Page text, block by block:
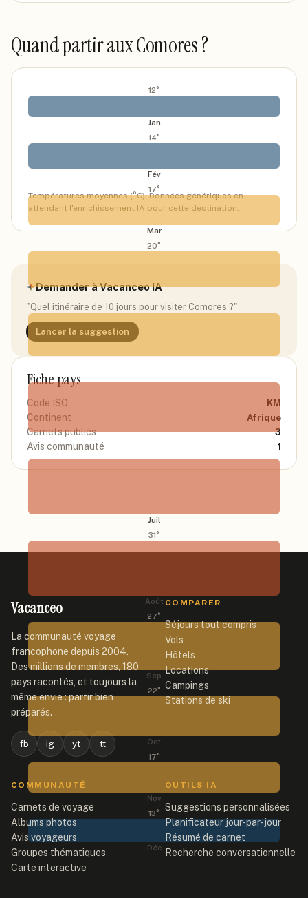
Quand partiraux Comores?
12°
Jan
14°
Fév
17°
Mar
20°
Avr
24°
Juil
31°
Août
27°
Sep
22°
Oct
17°
Nov
13°
Déc
Températures moyennes (°C). Données génériques en
attendant l'enrichissement IA pour cette destination.
Demander à Vacanceo IA
"Quel itinéraire de 10 jours pour visiter Comores ?"
Lancer la suggestion
Fiche pays
Code ISO KM
Continent Afrique
Carnets publiés 3
Avis communauté 1
Vacanceo
La communauté voyage
francophone depuis 2004.
Des millions de membres, 180
pays racontés, et toujours la
même envie : partir bien
préparés.
fb ig yt tt
COMPARER
Séjours tout compris
Vols
Hôtels
Locations
Campings
Stations de ski
COMMUNAUTÉ
Carnets de voyage
Albums photos
Avis voyageurs
Groupes thématiques
Carte interactive
OUTILS IA
Suggestions personnalisées
Planificateur jour-par-jour
Résumé de carnet
Recherche conversationnelle